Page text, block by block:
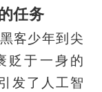
任务
客少年到尖
贬于一身的
发了人工智